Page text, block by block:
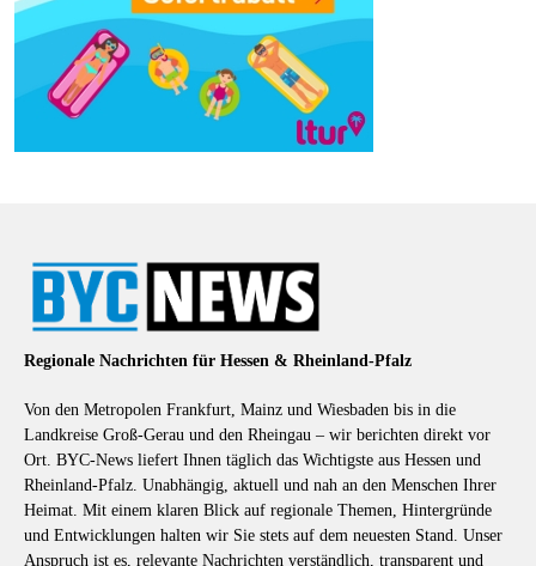
Regionale Nachrichten für Hessen & Rheinland-Pfalz
Von den Metropolen Frankfurt, Mainz und Wiesbaden bis in die
Landkreise Groß-Gerau und den Rheingau – wir berichten direkt vor
Ort. BYC-News liefert Ihnen täglich das Wichtigste aus Hessen und
Rheinland-Pfalz. Unabhängig, aktuell und nah an den Menschen Ihrer
Heimat. Mit einem klaren Blick auf regionale Themen, Hintergründe
und Entwicklungen halten wir Sie stets auf dem neuesten Stand. Unser
Anspruch ist es, relevante Nachrichten verständlich, transparent und